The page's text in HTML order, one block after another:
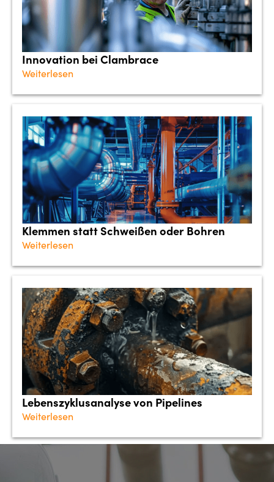
Innovation bei Clambrace
Weiterlesen
Klemmen statt Schweißen oder Bohren
Weiterlesen
Lebenszyklusanalyse von Pipelines
Weiterlesen